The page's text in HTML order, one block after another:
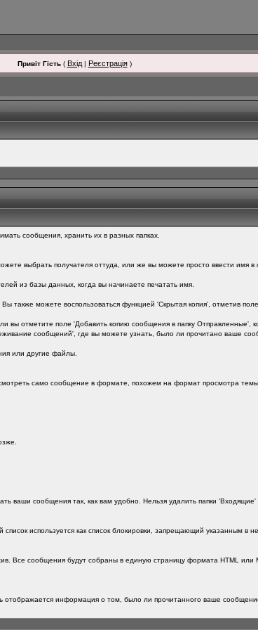
Привіт Гість( Вхід| Реєстрація)
сообщения, хранить их в разных папках.
выбрать получателя оттуда, или же вы можете просто ввести
из базы данных, когда вы начинаете печатать имя.
можете воспользоваться функцией 'Скрытая копия', отметив
отметите поле 'Добавить копию сообщения в папку Отправленные',
сообщений', где вы можете узнать, было ли прочитано ваше
или другие файлы.
само сообщение в формате, похожем на формат просмотра
ваши сообщения так, как вам удобно. Нельзя удалить папки
используется как список блокировки, запрещающий указанным в
сообщения будут собраны в единую страницу формата HTML или
информация о том, было ли прочитанного ваше